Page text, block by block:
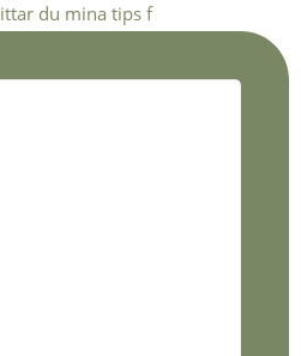
du mina tips f